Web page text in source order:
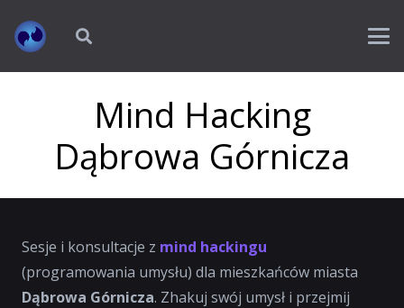
Mind Hacking
Dąbrowa Górnicza
Sesje i konsultacje z mind hackingu
(programowania umysłu) dla mieszkańców miasta
Dąbrowa Górnicza. Zhakuj swój umysł i przejmij